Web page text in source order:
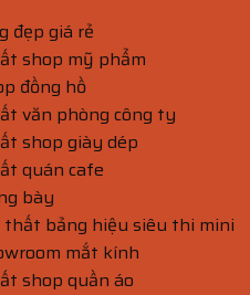
đẹp giá rẻ
shop mỹ phẩm
đồng hồ
văn phòng công ty
shop giày dép
quán cafe
bày
bảng hiệu siêu thi mini
mắt kính
shop quần áo